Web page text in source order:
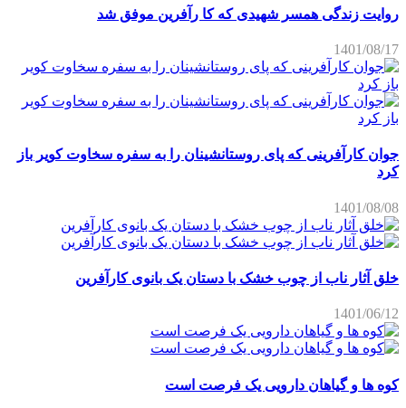
روایت زندگی همسر شهیدی که کا رآفرین موفق شد
1401/08/17
جوان کارآفرینی که پای روستانشینان را به سفره سخاوت کویر باز
کرد
1401/08/08
خلق آثار ناب از چوب خشک با دستان یک بانوی کارآفرین
1401/06/12
کوه ها و گیاهان دارویی یک فرصت است